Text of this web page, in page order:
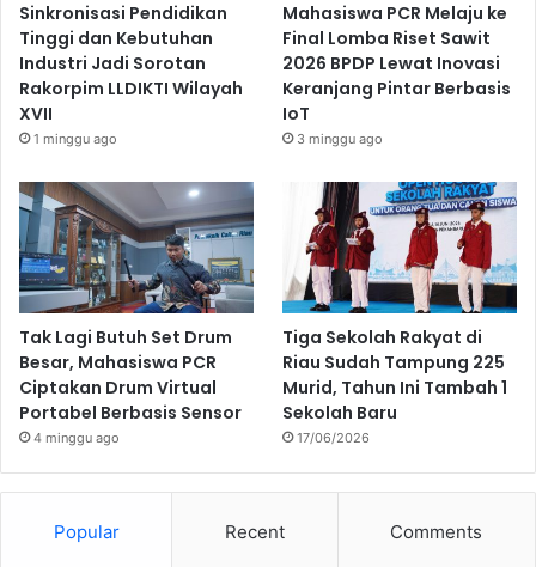
Sinkronisasi Pendidikan
Tinggi dan Kebutuhan
Industri Jadi Sorotan
Rakorpim LLDIKTI Wilayah
XVII
1 minggu ago
Mahasiswa PCR Melaju ke
Final Lomba Riset Sawit
2026 BPDP Lewat Inovasi
Keranjang Pintar Berbasis
IoT
3 minggu ago
Tak Lagi Butuh Set Drum
Besar, Mahasiswa PCR
Ciptakan Drum Virtual
Portabel Berbasis Sensor
4 minggu ago
Tiga Sekolah Rakyat di
Riau Sudah Tampung 225
Murid, Tahun Ini Tambah 1
Sekolah Baru
17/06/2026
Popular Recent Comments